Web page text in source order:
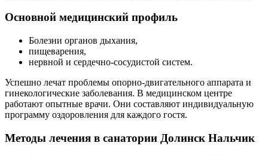
Основной медицинский профиль
Болезни органов дыхания,
пищеварения,
нервной и сердечно-сосудистой систем.
Успешно лечат проблемы опорно-двигательного аппарата и
гинекологические заболевания. В медицинском центре
работают опытные врачи. Они составляют индивидуальную
программу оздоровления для каждого гостя.
Методы лечения в санатории Долинск Нальчик